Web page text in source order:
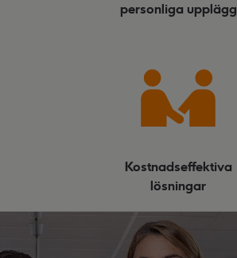
personliga upplägg
Kostnadseffektiva
lösningar